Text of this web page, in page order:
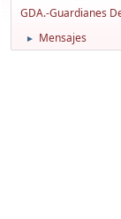
GDA.-Guardianes
► Mensajes